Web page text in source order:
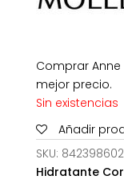
Comprar Anne
mejor precio.
Sin existencias
Añadir
SKU:
Hidratante